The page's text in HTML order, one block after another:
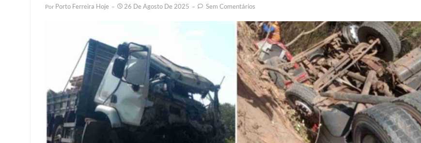
Por Porto Ferreira Hoje 26 De Agosto De 2025 Sem Comentários